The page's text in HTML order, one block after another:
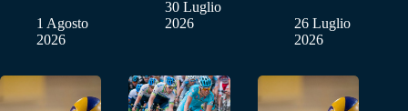
1 Agosto
2026
30 Luglio
2026
26 Luglio
2026